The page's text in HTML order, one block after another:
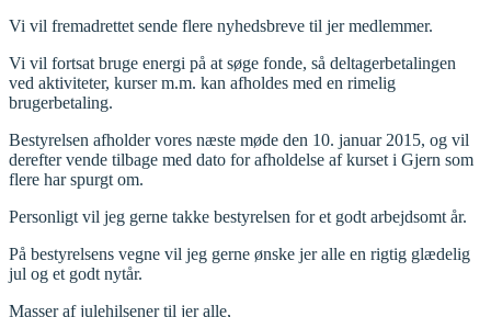
Vi vil fremadrettet sende flere nyhedsbreve til jer medlemmer.
Vi vil fortsat bruge energi på at søge fonde, så deltagerbetalingen
ved aktiviteter, kurser m.m. kan afholdes med en rimelig
brugerbetaling.
Bestyrelsen afholder vores næste møde den 10. januar 2015, og vil
derefter vende tilbage med dato for afholdelse af kurset i Gjern som
flere har spurgt om.
Personligt vil jeg gerne takke bestyrelsen for et godt arbejdsomt år.
På bestyrelsens vegne vil jeg gerne ønske jer alle en rigtig glædelig
jul og et godt nytår.
Masser af julehilsener til jer alle,